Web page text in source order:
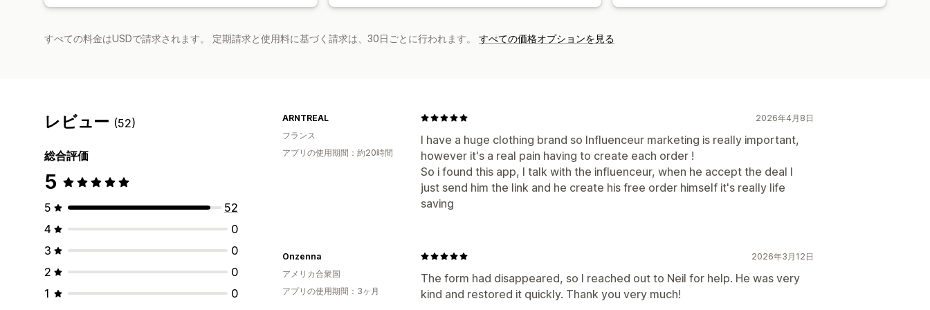
すべての料金はUSDで請求されます。 定期請求と使用料に基づく請求は、30日ごとに行われます。 すべての価格オプションを見る
レビュー (52)
総合評価
5
5
52
4
0
3
0
2
0
1
0
2026年4月8日
I have a huge clothing brand so Influenceur marketing is really important,
however it's a real pain having to create each order !
So i found this app, I talk with the influenceur, when he accept the deal I
just send him the link and he create his free order himself it's really life
saving
ARNTREAL
フランス
アプリの使用期間：約20時間
2026年3月12日
The form had disappeared, so I reached out to Neil for help. He was very
kind and restored it quickly. Thank you very much!
Onzenna
アメリカ合衆国
アプリの使用期間：3ヶ月